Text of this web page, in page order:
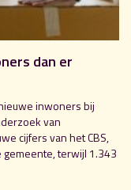
dan er
inwoners bij
van
cijfers van het CBS,
terwijl 1.343